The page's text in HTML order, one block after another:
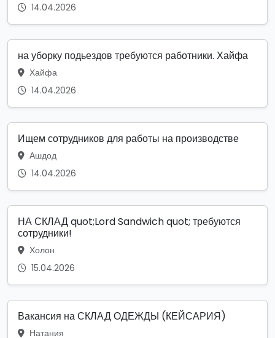
14.04.2026
на уборку подьездов требуются работники. Хайфа
Хайфа
14.04.2026
Ищем сотрудников для работы на производстве
Ашдод
14.04.2026
НА СКЛАД quot;Lord Sandwich quot; требуются
сотрудники!
Холон
15.04.2026
Вакансия на СКЛАД ОДЕЖДЫ (КЕЙСАРИЯ)
Натания